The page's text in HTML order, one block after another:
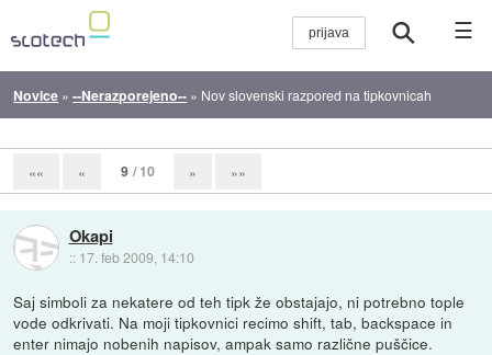
☰
Novice »--Nerazporejeno-- » Nov slovenski razpored na tipkovnicah
«« « 9 / 10 » »»
Okapi
:: 17. feb 2009, 14:10
Saj simboli za nekatere od teh tipk že obstajajo, ni potrebno tople
vode odkrivati. Na moji tipkovnici recimo shift, tab, backspace in
enter nimajo nobenih napisov, ampak samo različne puščice.